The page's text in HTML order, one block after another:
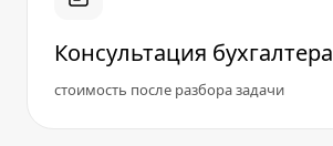
Консультация бухгалтера
стоимость после разбора задачи